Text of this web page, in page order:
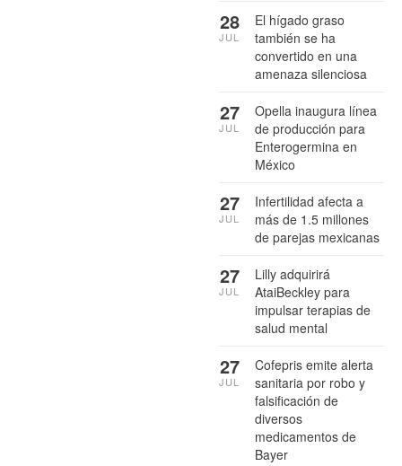
El hígado graso
también se ha
convertido en una
amenaza silenciosa
28
JUL
Opella inaugura línea
de producción para
Enterogermina en
México
27
JUL
Infertilidad afecta a
más de 1.5 millones
de parejas mexicanas
27
JUL
Lilly adquirirá
AtaiBeckley para
impulsar terapias de
salud mental
27
JUL
Cofepris emite alerta
sanitaria por robo y
falsificación de
diversos
medicamentos de
Bayer
27
JUL